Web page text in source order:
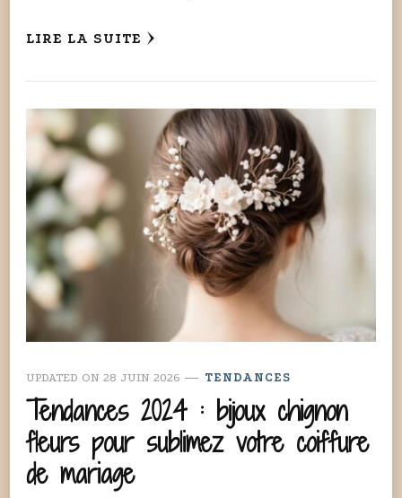
LIRE LA SUITE
UPDATED ON 28 JUIN 2026 TENDANCES
Tendances 2024 : bijoux chignon
fleurs pour sublimez votre coiffure
de mariage